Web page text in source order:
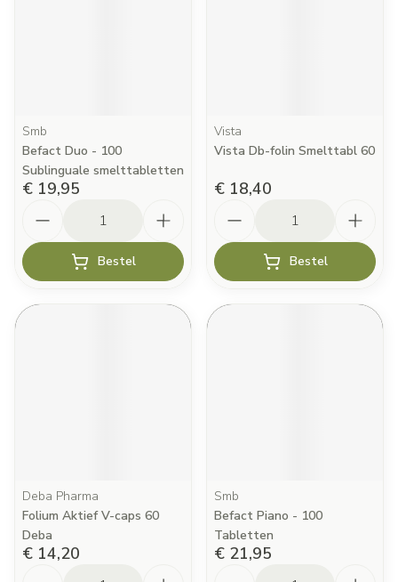
Smb
Befact Duo - 100
Sublinguale smelttabletten
€ 19,95
Bestel
Vista
Vista Db-folin Smelttabl 60
€ 18,40
Bestel
Deba Pharma
Folium Aktief V-caps 60
Deba
€ 14,20
Smb
Befact Piano - 100
Tabletten
€ 21,95